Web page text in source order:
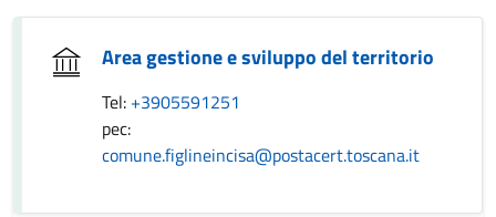
Area gestione e sviluppo del territorio
Tel: +3905591251
pec:
comune.figlineincisa@postacert.toscana.it